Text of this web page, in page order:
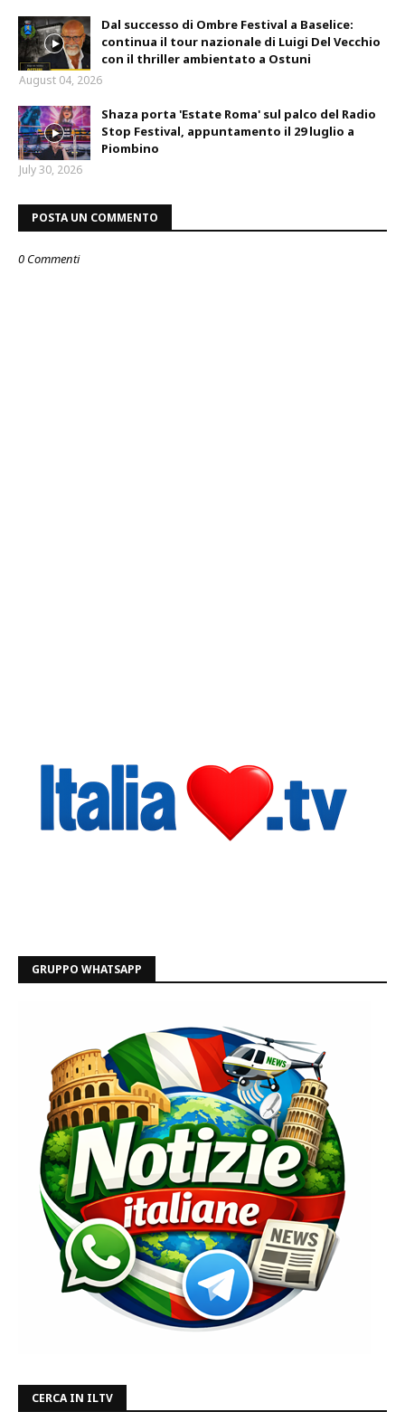
Dal successo di Ombre Festival a Baselice:
continua il tour nazionale di Luigi Del Vecchio
con il thriller ambientato a Ostuni
August 04, 2026
Shaza porta 'Estate Roma' sul palco del Radio
Stop Festival, appuntamento il 29 luglio a
Piombino
July 30, 2026
POSTA UN COMMENTO
0 Commenti
GRUPPO WHATSAPP
CERCA IN ILTV